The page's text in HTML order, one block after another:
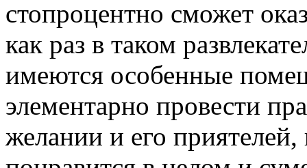
стопроцентно сможет
как раз в таком
имеются особенные
элементарно провести
желании и его